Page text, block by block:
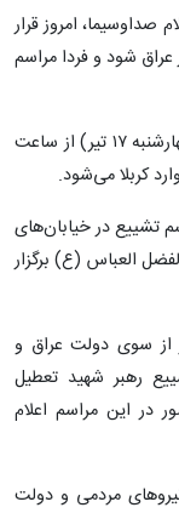
صداوسیما، امروز قرار
شود و فردا مراسم
براین اساس، پیکر مطهر رهبر شهید انقلاب فردا (چهارشنبه ۱۷ تیر) از ساعت
تشییع در خیابان‌های
العباس (ع) برگزار
از سوی دولت عراق و
رهبر شهید تعطیل
در این مراسم اعلام
مردمی و دولت